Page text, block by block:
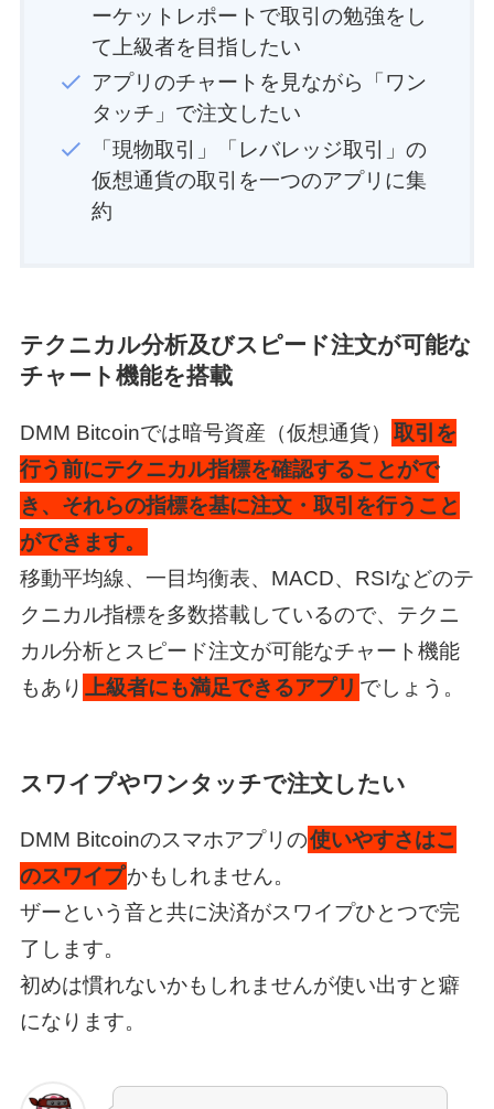
ーケットレポートで取引の勉強をし
て上級者を目指したい
アプリのチャートを見ながら「ワン
タッチ」で注文したい
「現物取引」「レバレッジ取引」の
仮想通貨の取引を一つのアプリに集
約
テクニカル分析及びスピード注文が可能な
チャート機能を搭載
DMM Bitcoinでは暗号資産（仮想通貨） 取引を
行う前にテクニカル指標を確認することがで
き、それらの指標を基に注文・取引を行うこと
ができます。
移動平均線、一目均衡表、MACD、RSIなどのテ
クニカル指標を多数搭載しているので、テクニ
カル分析とスピード注文が可能なチャート機能
もあり 上級者にも満足できるアプリ でしょう。
スワイプやワンタッチで注文したい
DMM Bitcoinのスマホアプリの使いやすさはこ
のスワイプかもしれません。
ザーという音と共に決済がスワイプひとつで完
了します。
初めは慣れないかもしれませんが使い出すと癖
になります。